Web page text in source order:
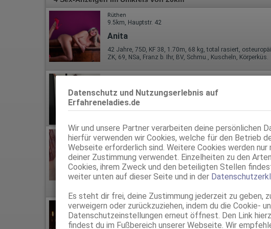
Datenschutz und Nutzungserlebnis auf
Erfahreneladies.de
Wir und unsere Partner verarbeiten deine persönlichen
hierfür verwenden wir Cookies, welche für den Betrieb
Webseite erforderlich sind. Weitere Cookies werden nur
deiner Zustimmung verwendet. Einzelheiten zu den
Cookies, ihrem Zweck und den beteiligten Stellen
weiter unten auf dieser Seite und in der
Es steht dir frei, deine Zustimmung jederzeit zu geben,
verweigern oder zurückzuziehen, indem du die Cookie-
Datenschutzeinstellungen erneut öffnest. Den Link
findest du im Fußbereich unserer Webseite. Wir
Rüthen
9.5km, Hauptstr. 42
Anita
42 Jahre, 75D, KF 38, 1.70m, 68 kg, total rasiert,
ZK, 69, NSa, Franz b. Ihr, BV, Schmu., Kuscheln, Körperküs.
Lippstadt
Ola
41 Jahre, 80B, KF 36, 1.58m, 65 kg, total rasiert,
ZK, 69, GF6, DT, NSa, Franz b. Ihr, Schmu., Kuscheln
Lippstadt
12.1km, Soeststr. 16a
Laura
Atelier
45 Jahre, 80C, KF 40, 1.68m, total rasiert, mitteleuropäisch
Paderborn
17.5km, Bahnhofstr. 92
LAURA!